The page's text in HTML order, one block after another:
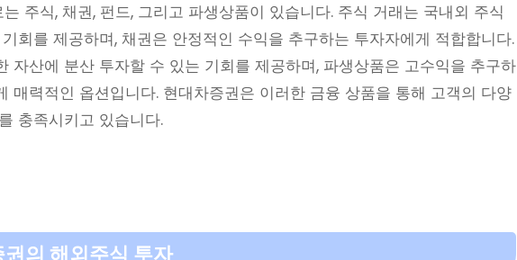
주식, 채권, 펀드, 그리고 파생상품이 있습니다. 주식 거래는 국내외 주식
회를 제공하며, 채권은 안정적인 수익을 추구하는 투자자에게 적합합니다.
자산에 분산 투자할 수 있는 기회를 제공하며, 파생상품은 고수익을 추구하
매력적인 옵션입니다. 현대차증권은 이러한 금융 상품을 통해 고객의 다양
충족시키고 있습니다.
의 해외주식 투자